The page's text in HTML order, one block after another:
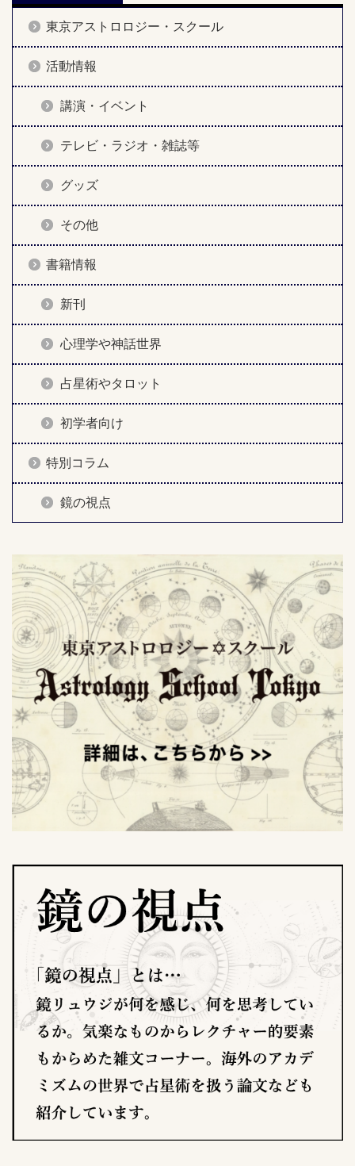
東京アストロロジー・スクール
活動情報
講演・イベント
テレビ・ラジオ・雑誌等
グッズ
その他
書籍情報
新刊
心理学や神話世界
占星術やタロット
初学者向け
特別コラム
鏡の視点